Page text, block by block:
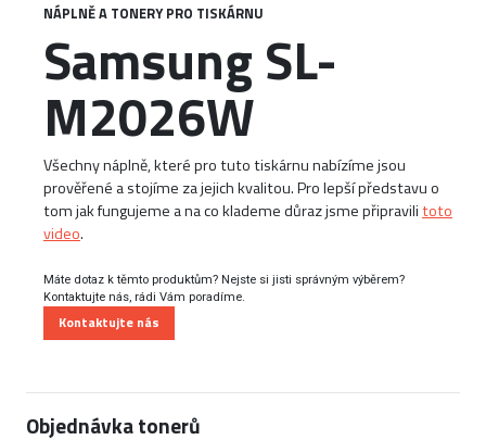
NÁPLNĚ A TONERY PRO TISKÁRNU
Samsung SL-
M2026W
Všechny náplně, které pro tuto tiskárnu nabízíme jsou
prověřené a stojíme za jejich kvalitou. Pro lepší představu o
tom jak fungujeme a na co klademe důraz jsme připravilitoto
video.
Máte dotaz k těmto produktům? Nejste si jisti správným výběrem?
Kontaktujte nás, rádi Vám poradíme.
Kontaktujte nás
Objednávka tonerů